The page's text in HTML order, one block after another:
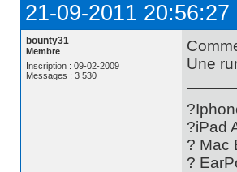
21-09-2011 20:56:27
bounty31
Membre
Inscription : 09-02-2009
Messages : 3 530
Une
?iPad
? Mac
?